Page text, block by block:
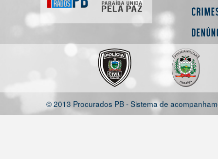
© 2013 Procurados PB - Sistema de